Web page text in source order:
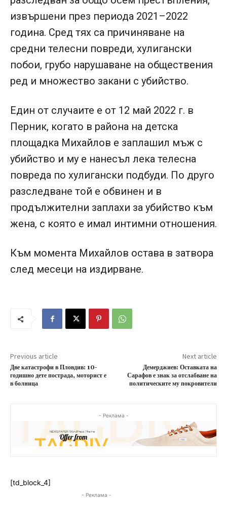
извършени през периода 2021–2022
година. Сред тях са причиняване на
средни телесни повреди, хулигански
побои, грубо нарушаване на обществения
ред и множество закани с убийство.
Един от случаите е от 12 май 2022 г. в
Перник, когато в района на детска
площадка Михайлов е заплашил мъж с
убийство и му е нанесъл лека телесна
повреда по хулигански подбуди. По друго
разследване той е обвинен и в
продължителни заплахи за убийство към
жена, с която е имал интимни отношения.
Към момента Михайлов остава в затвора
след месеци на издирване.
Previous article
Две катастрофи в Пловдив: 10-
годишно дете пострада, моторист е
в болница
Next article
Демерджиев: Оставката на
Сарафов е знак за отслабване на
политическите му покровители
- Реклама -
[td_block_4]
- Реклама -